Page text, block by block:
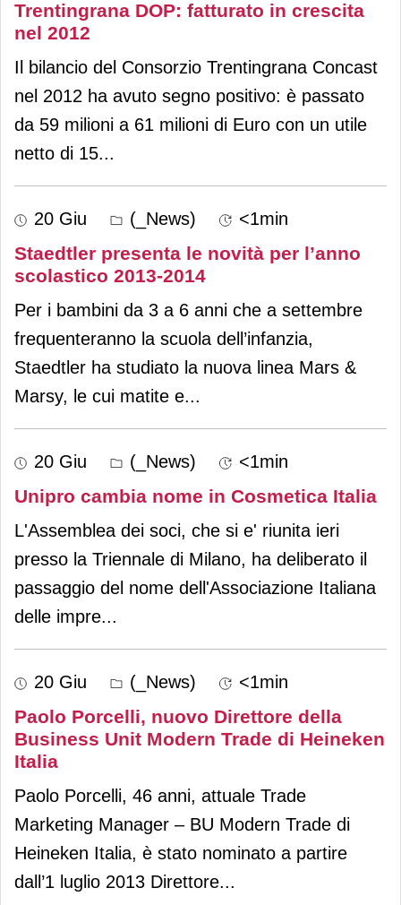
Trentingrana DOP: fatturato in crescita
nel 2012
Il bilancio del Consorzio Trentingrana Concast
nel 2012 ha avuto segno positivo: è passato
da 59 milioni a 61 milioni di Euro con un utile
netto di 15...
20 Giu (_News) <1min
Staedtler presenta le novità per l’anno
scolastico 2013-2014
Per i bambini da 3 a 6 anni che a settembre
frequenteranno la scuola dell’infanzia,
Staedtler ha studiato la nuova linea Mars &
Marsy, le cui matite e...
20 Giu (_News) <1min
Unipro cambia nome in Cosmetica Italia
L'Assemblea dei soci, che si e' riunita ieri
presso la Triennale di Milano, ha deliberato il
passaggio del nome dell'Associazione Italiana
delle impre...
20 Giu (_News) <1min
Paolo Porcelli, nuovo Direttore della
Business Unit Modern Trade di Heineken
Italia
Paolo Porcelli, 46 anni, attuale Trade
Marketing Manager – BU Modern Trade di
Heineken Italia, è stato nominato a partire
dall’1 luglio 2013 Direttore...